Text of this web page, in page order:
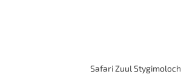
Safari Zuul Stygimoloch